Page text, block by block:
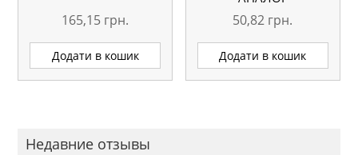
165,15 грн.
Додати в кошик
50,82 грн.
Додати в кошик
Недавние отзывы